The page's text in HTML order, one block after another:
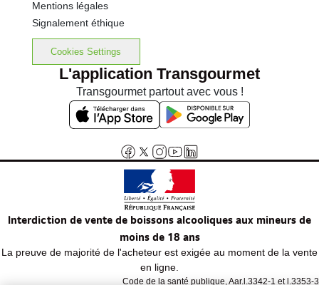
Mentions légales
Signalement éthique
Cookies Settings
L'application Transgourmet
Transgourmet partout avec vous !
Interdiction de vente de boissons alcooliques aux mineurs de
moins de 18 ans
La preuve de majorité de l'acheteur est exigée au moment de la vente
en ligne.
Code de la santé publique, Aar.l.3342-1 et l.3353-3